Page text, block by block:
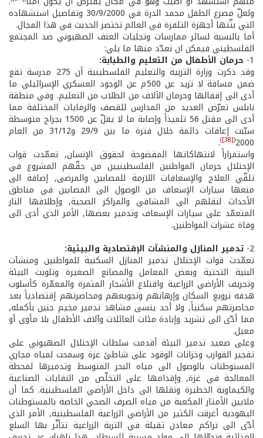
ولعلّ مصرع الطفل محمد الدرة في 30/9/2000 وتفاصيل استشهاده
التي بثّتها أجهزة التلفزة في العالم تختصر الحديث في هذا المجال.
أما بالنسبة لسائر ممارسات وتجليات العنف الصهيوني ضد المجتمع
الفلسطيني فيمكن ان نعدّد منها ما يلي:
1­- حرمان الأطفال من التعليم والطبابة:
وقد ذكرت وزارة التربية والتعليم الفلسطينية أن 275 مدرسة تقع
ضمن مسافة لا تزيد عن 500م عن الوجود العسكري الإسرائيلي ما
أدى الى إقفالها وحرمان الآلاف من الطلاب من التعليم. وفي منطقة
نابلس تعرّض العديد من المدارس للقصف والرمايات المختلفة مما
أدى الى مقتل 56 تلميذاً وإصابة ما لا يقلّ عن 1500 بجراح متوسطة
سبّبت إعاقات دائمة خلال فترة ما بين 29/9 و31/12 من العام
2000
(
[38]
)
.
واستمراراً لانتهاكاتها المفضوحة لحقوق الإنسان, تعمّدت قوات
الإحتلال حرمان المواطنين الفلسطينيين من حقّهم المشروع في
تلقّي العلاج والإسعافات اللازمة للمصابين والمرضى, إضافة الى
منعها سيارات الإسعاف من الوصول الى المصابين في مناطق
الأحداث لنقلهم الى المشافي والمراكز الصحية, وإطلاقها النار
المتعمّد على سيارات الإسعاف وتدمير بعضها, الأمر الذي أدى الى
وفاة عشرات المواطنين.
2­- تدمير المنازل والمنشآت الإقتصادية والبيئية:
تعمّدت قوات الإحتلال تدمير المنازل السكنية للمواطنين ومنشآت
البنية التحتية وبعض المعامل والمصانع الصغيرة وتلويث البيئة
وتجريف الأراضي الزراعية واقتلاع الأشجار المثمرة والمعمّرة كأسلوب
هدفه ترويع السكان وإرهابهم وتجويعهم ومحاصرتهم إقتصادياً بعد
محاصرتهم سكنياً, ولا أحد ينسى مشاهد تدمير مخيم جنين بأكمله,
مما أدّى الى تشريد وإبادة مئات العائلات وآلاف الأطفال بلا مأوى أو
معيل.
وعلى صعيد تدمير البيئة أقدمت سلطات الإحتلال الصهيوني على
تفجير القوارب وخزانات الوقود على شاطئ غزة وسمحت لمياه مجاري
المستوطنات بالوصول الى مياه البحر المتوسط وتدميرها لمحطة
المعالجة في غزة, وإقدامها على التخلّص من النفايات الصناعية
والكيماوية الخطيرة ونقلها الى داخل الأراضي الفلسطينية. كما أن
ملايين الأمتار المكعبة من مياه الصرف الصحي الخاصة بالمستوطنات
اليهودية أغرقت الكثير من الأراضي الزراعية الفلسطينية, الأمر الذي
أدّى الى تراكم معادن ثقيلة في التربة الزراعية تتأثّر بها السلع